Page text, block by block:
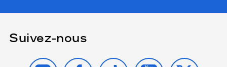
Suivez-nous
INSTAGRAMFACEBOOK
TIKTOK YOUTUBE
X